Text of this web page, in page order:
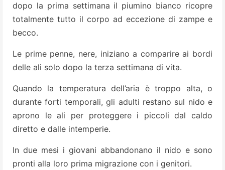
dopo la prima settimana il piumino bianco ricopre
totalmente tutto il corpo ad eccezione di zampe e
becco.
Le prime penne, nere, iniziano a comparire ai bordi
delle ali solo dopo la terza settimana di vita.
Quando la temperatura dell’aria è troppo alta, o
durante forti temporali, gli adulti restano sul nido e
aprono le ali per proteggere i piccoli dal caldo
diretto e dalle intemperie.
In due mesi i giovani abbandonano il nido e sono
pronti alla loro prima migrazione con i genitori.